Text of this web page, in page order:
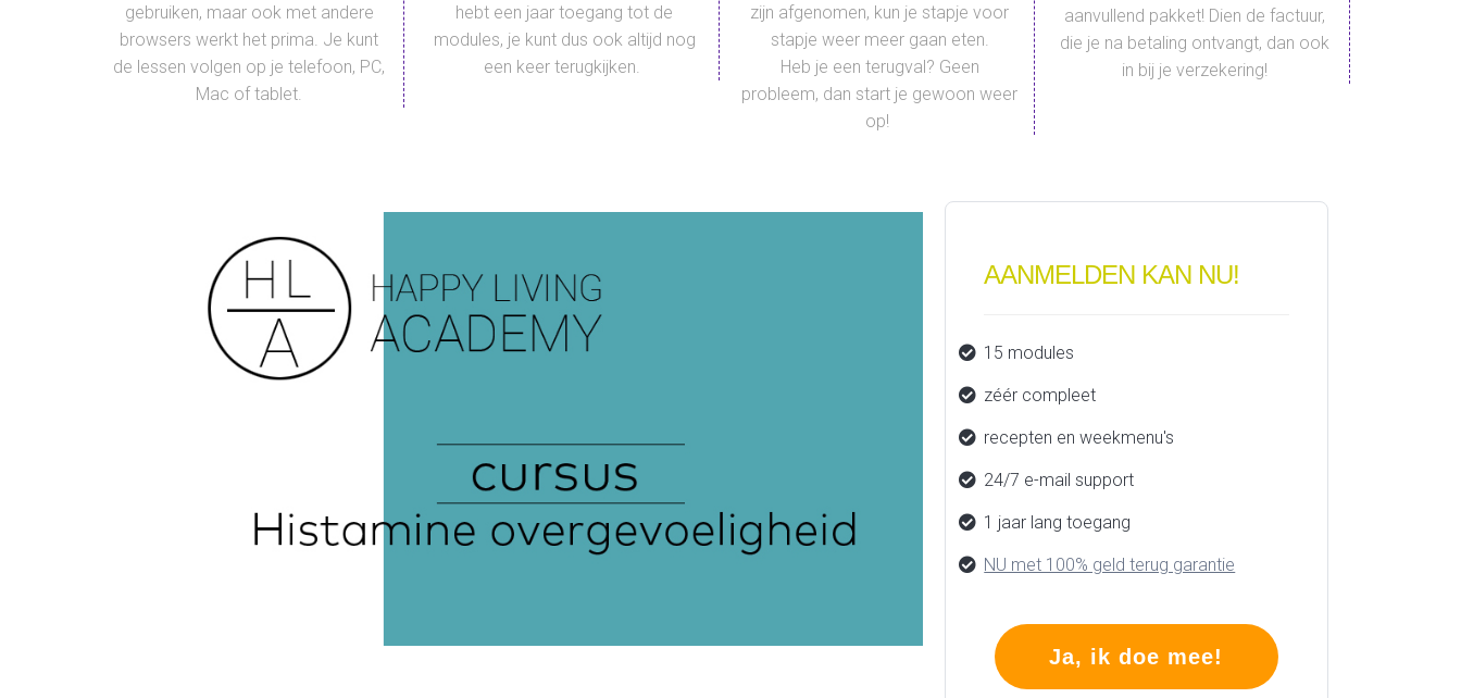
gebruiken, maar ook met andere
browsers werkt het prima. Je kunt
de lessen volgen op je telefoon, PC,
Mac of tablet.
hebt een jaar toegang tot de
modules, je kunt dus ook altijd nog
een keer terugkijken.
zijn afgenomen, kun je stapje voor
stapje weer meer gaan eten.
Heb je een terugval? Geen
probleem, dan start je gewoon weer
op!
aanvullend pakket! Dien de factuur,
die je na betaling ontvangt, dan ook
in bij je verzekering!
AANMELDEN KAN NU!
15 modules
zéér compleet
recepten en weekmenu's
24/7 e-mail support
1 jaar lang toegang
NU met 100% geld terug garantie
Ja, ik doe mee!